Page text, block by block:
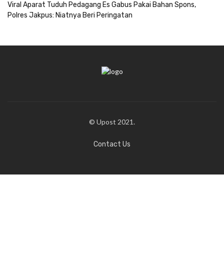
Viral Aparat Tuduh Pedagang Es Gabus Pakai Bahan Spons,
Polres Jakpus: Niatnya Beri Peringatan
© Upost 2021.
Contact Us